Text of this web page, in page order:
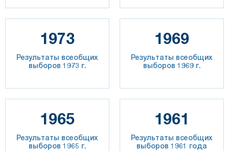
1973
Результаты всеобщих
выборов 1973 г.
1969
Результаты всеобщих
выборов 1969 г.
1965
Результаты всеобщих
выборов 1965 г.
1961
Результаты всеобщих
выборов 1961 года